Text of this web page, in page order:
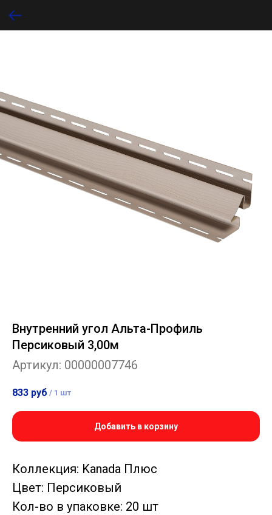
Внутренний угол Альта-Профиль
Персиковый 3,00м
Артикул: 00000007746
833 руб / 1 шт
Добавить в корзину
Коллекция: Kanada Плюс
Цвет: Персиковый
Кол-во в упаковке: 20 шт